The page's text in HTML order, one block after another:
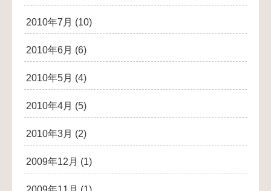
2010年7月 (10)
2010年6月 (6)
2010年5月 (4)
2010年4月 (5)
2010年3月 (2)
2009年12月 (1)